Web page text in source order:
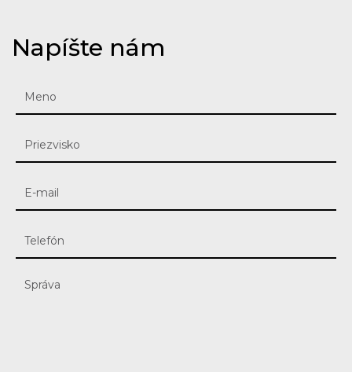
Napíšte nám
Meno
Priezvisko
E-
mail
*
Telefón